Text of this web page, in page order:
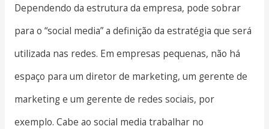
Dependendo da estrutura da empresa, pode sobrar
para o “social media” a definição da estratégia que será
utilizada nas redes. Em empresas pequenas, não há
espaço para um diretor de marketing, um gerente de
marketing e um gerente de redes sociais, por
exemplo. Cabe ao social media trabalhar no